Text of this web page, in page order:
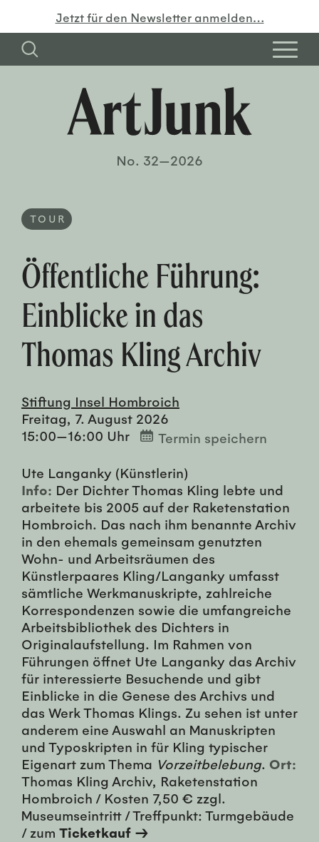
Jetzt für den Newsletter anmelden…
No. 32—2026
TOUR
Öffentliche Führung:
Einblicke in das
Thomas Kling Archiv
Stiftung Insel Hombroich
Freitag, 7. August 2026
15:00—16:00 Uhr
Termin speichern
Ute Langanky (Künstlerin)
Info: Der Dichter Thomas Kling lebte und
arbeitete bis 2005 auf der Raketenstation
Hombroich. Das nach ihm benannte Archiv
in den ehemals gemeinsam genutzten
Wohn- und Arbeitsräumen des
Künstlerpaares Kling/Langanky umfasst
sämtliche Werkmanuskripte, zahlreiche
Korrespondenzen sowie die umfangreiche
Arbeitsbibliothek des Dichters in
Originalaufstellung. Im Rahmen von
Führungen öffnet Ute Langanky das Archiv
für interessierte Besuchende und gibt
Einblicke in die Genese des Archivs und
das Werk Thomas Klings. Zu sehen ist unter
anderem eine Auswahl an Manuskripten
und Typoskripten in für Kling typischer
Eigenart zum Thema Vorzeitbelebung. Ort:
Thomas Kling Archiv, Raketenstation
Hombroich / Kosten 7,50 € zzgl.
Museumseintritt / Treffpunkt: Turmgebäude
/ zum Ticketkauf →